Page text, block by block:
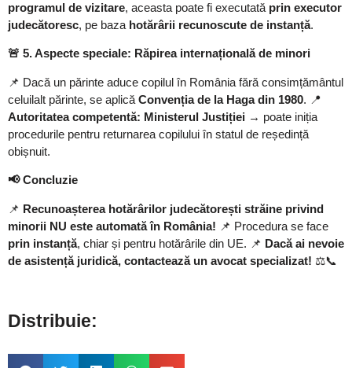
programul de vizitare, aceasta poate fi executată prin executor
judecătoresc, pe baza hotărârii recunoscute de instanță.
🚨 5. Aspecte speciale: Răpirea internațională de minori
📌 Dacă un părinte aduce copilul în România fără consimțământul
celuilalt părinte, se aplică Convenția de la Haga din 1980. 📍
Autoritatea competentă: Ministerul Justiției → poate iniția
procedurile pentru returnarea copilului în statul de reședință
obișnuit.
📢Concluzie
📌 Recunoașterea hotărârilor judecătorești străine privind
minorii NU este automată în România! 📌 Procedura se face
prin instanță, chiar și pentru hotărârile din UE. 📌 Dacă ai nevoie
de asistență juridică, contactează un avocat specializat! ⚖️📞
Distribuie: